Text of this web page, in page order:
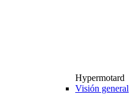
Hypermotard
Visión general